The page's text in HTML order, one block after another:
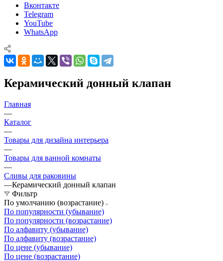
Вконтакте
Telegram
YouTube
WhatsApp
Керамический донный клапан
Главная
—
Каталог
—
Товары для дизайна интерьера
—
Товары для ванной комнаты
—
Сливы для раковины
—Керамический донный клапан
Фильтр
По умолчанию (возрастание)
По популярности (убывание)
По популярности (возрастание)
По алфавиту (убывание)
По алфавиту (возрастание)
По цене (убывание)
По цене (возрастание)